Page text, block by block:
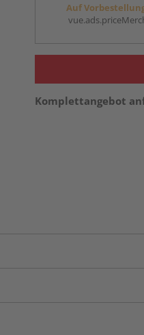
Auf
Komplettangebot